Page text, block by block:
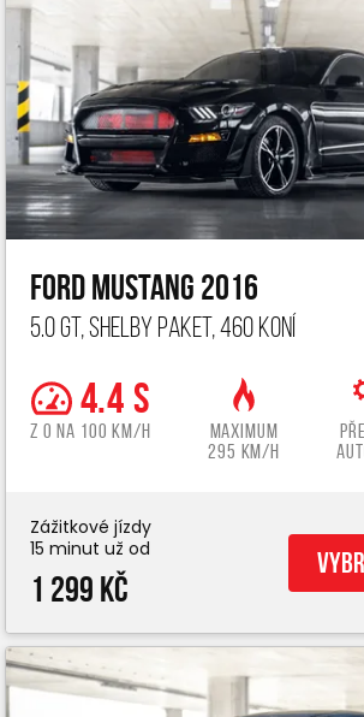
Ford Mustang 2016
5.0 GT, Shelby paket, 460 koní
4.4 s
z 0 na 100 km/h
Maximum
295 km/h
Zážitkové jízdy
15 minut už od
1 299 Kč